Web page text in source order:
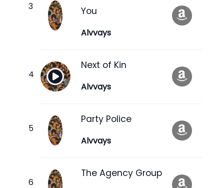
You
Alvvays
Next of Kin
Alvvays
Party Police
Alvvays
The Agency Group